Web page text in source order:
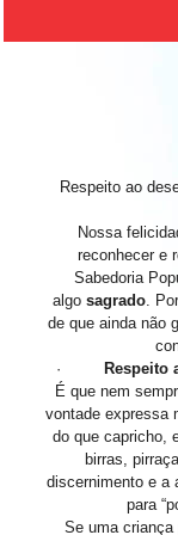
Respeito ao
Nossa
reconhecer e
Sabedoria
algo sagrado.
de que ainda não
·
Respeito
É que nem
vontade expressa
do que capricho,
birras,
discernimento e a
para
Se uma